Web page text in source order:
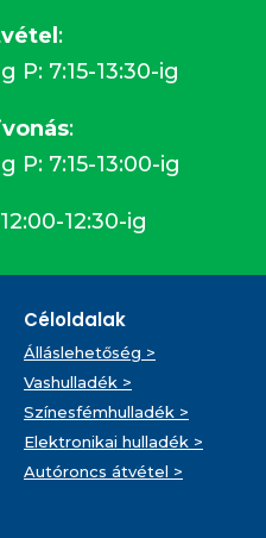
Céloldalak
Álláslehetőség >
Vashulladék >
Színesfémhulladék >
Elektronikai hulladék >
Autóroncs átvétel >
:
P: 7:15-13:30-ig
:
P: 7:15-13:00-ig
12:30-ig